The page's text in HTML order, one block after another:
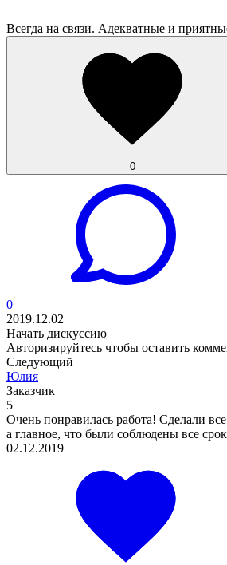
Всегда на связи. Адекватные и
0
0
2019.12.02
Начать дискуссию
Авторизируйтесь чтобы оставить
Следующий
Юлия
Заказчик
5
Очень понравилась работа! Сделали
а главное, что были соблюдены все
02.12.2019